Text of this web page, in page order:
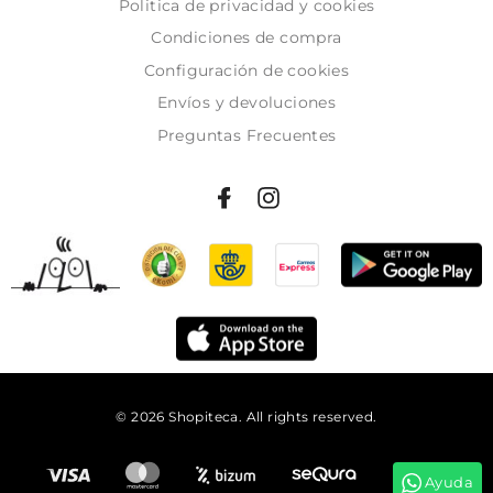
Politica de privacidad y cookies
Condiciones de compra
Configuración de cookies
Envíos y devoluciones
Preguntas Frecuentes
© 2026 Shopiteca. All rights reserved.
Ayuda